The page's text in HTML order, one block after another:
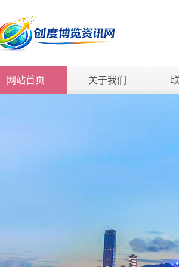
网站首页 关于我们